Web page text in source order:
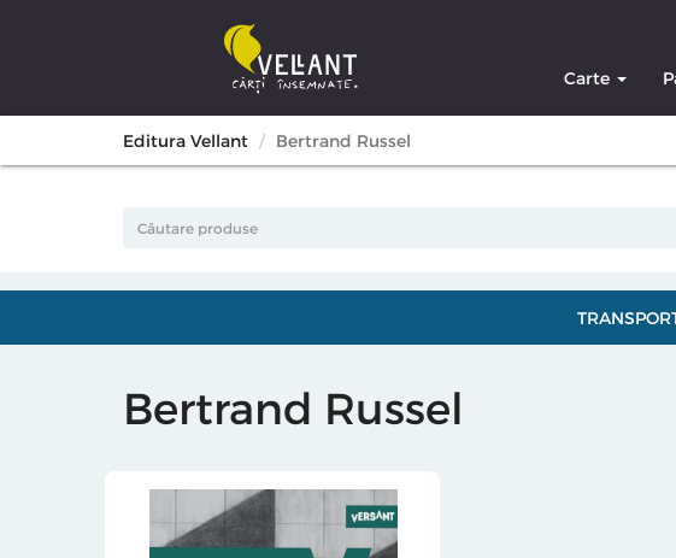
Carte
Editura Vellant Bertrand Russel
Bertrand Russel